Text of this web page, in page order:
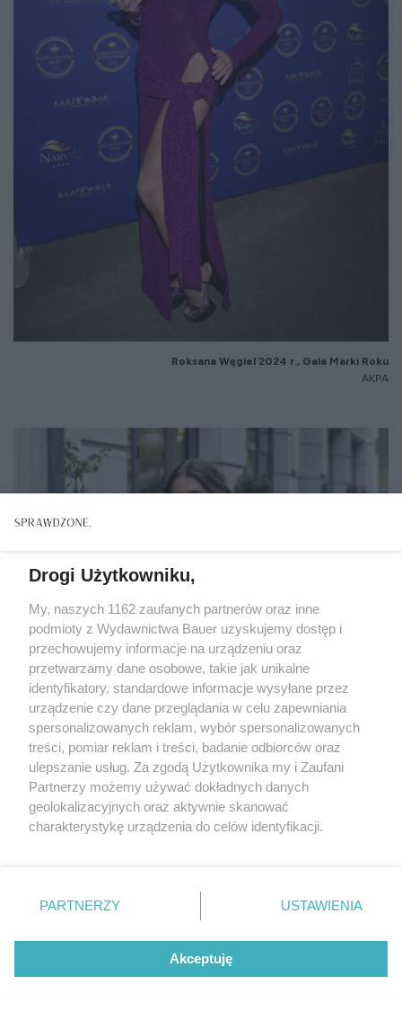
Roksana Węgiel 2024 r., Gala Marki Roku
AKPA
Drogi Użytkowniku,
My, naszych 1162 zaufanych partnerów oraz inne
podmioty z Wydawnictwa Bauer uzyskujemy dostęp i
przechowujemy informacje na urządzeniu oraz
przetwarzamy dane osobowe, takie jak unikalne
identyfikatory, standardowe informacje wysyłane przez
urządzenie czy dane przeglądania w celu zapewniania
spersonalizowanych reklam, wybór spersonalizowanych
treści, pomiar reklam i treści, badanie odbiorców oraz
ulepszanie usług. Za zgodą Użytkownika my i Zaufani
Partnerzy możemy używać dokładnych danych
geolokalizacyjnych oraz aktywnie skanować
charakterystykę urządzenia do celów identyfikacji.
zmienić/wycofać klikając przycisk ustawień prywatności
znajdujący się w lewym dolnym rogu strony
rodzaje przetwarzania danych nie wymagają zgody
użytkownika, ale masz prawo sprzeciwić się takiemu
PARTNERZY USTAWIENIA
Akceptuję